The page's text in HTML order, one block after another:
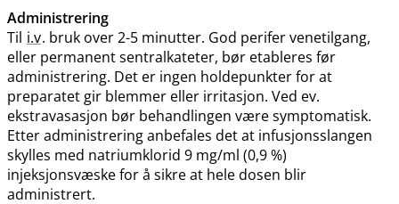
Administrering
Til i.v. bruk over 2-5 minutter. God perifer venetilgang,
eller permanent sentralkateter, bør etableres før
administrering. Det er ingen holdepunkter for at
preparatet gir blemmer eller irritasjon. Ved ev.
ekstravasasjon bør behandlingen være symptomatisk.
Etter administrering anbefales det at infusjonsslangen
skylles med natriumklorid 9 mg/ml (0,9 %)
injeksjonsvæske for å sikre at hele dosen blir
administrert.